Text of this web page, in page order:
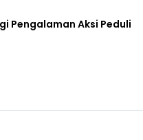
Pengalaman Aksi Peduli